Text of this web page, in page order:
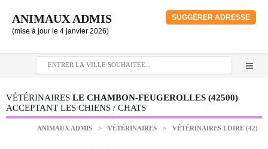
ANIMAUX ADMIS
(mise à jour le 4 janvier 2026)
SUGGÉRER ADRESSE
VÉTÉRINAIRES LE CHAMBON-FEUGEROLLES (42500)
ACCEPTANT LES CHIENS / CHATS
ANIMAUX ADMIS > VÉTÉRINAIRES > VÉTÉRINAIRES LOIRE (42)